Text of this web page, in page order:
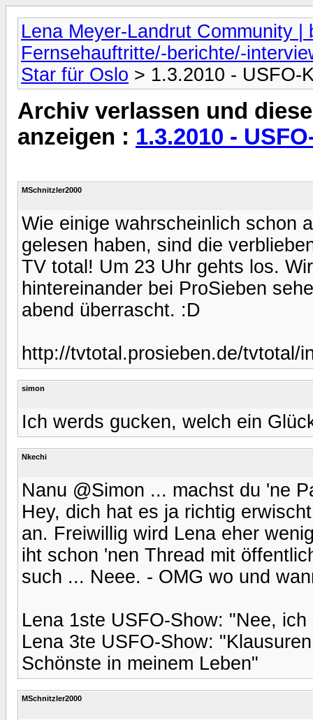
Lena Meyer-Landrut Community |
Fernsehauftritte/-berichte/-
Star für Oslo > 1.3.2010 - USFO-
Archiv verlassen und
anzeigen : 1.3.2010 -
MSchnitzler2000
Wie einige wahrscheinlich schon
gelesen haben, sind die
TV total! Um 23 Uhr gehts los.
hintereinander bei ProSieben
abend überrascht. :D
http://tvtotal.prosieben.de/tvtotal/
simon
Ich werds gucken, welch ein
Nkechi
Nanu @Simon ... machst du 'ne
Hey, dich hat es ja richtig
an. Freiwillig wird Lena eher
iht schon 'nen Thread mit
such ... Neee. - OMG wo und
Lena 1ste USFO-Show: "Nee,
Lena 3te USFO-Show:
Schönste in meinem Leben"
MSchnitzler2000